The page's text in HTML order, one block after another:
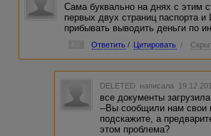
Сама буквально на днях с этим
первых двух страниц паспорта
прибывать выводить деньги по
Ответить / Цитировать /
DELETED написала
все документы
--Вы сообщили нам свои
подскажите, а
этом проблема?